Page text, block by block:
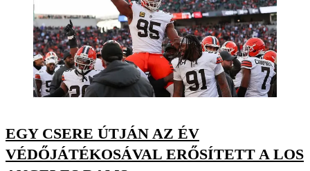
EGY CSERE ÚTJÁN AZ ÉV
VÉDŐJÁTÉKOSÁVAL ERŐSÍTETT A LOS